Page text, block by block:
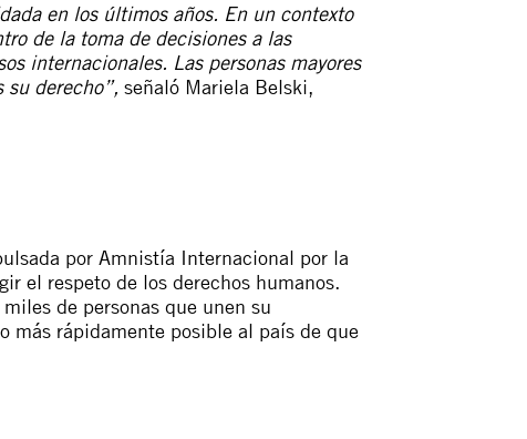
en los últimos años. En un contexto
de la toma de decisiones a las
internacionales. Las personas mayores
su derecho”, señaló Mariela Belski,
por Amnistía Internacional por la
el respeto de los derechos humanos.
de personas que unen su
más rápidamente posible al país de que